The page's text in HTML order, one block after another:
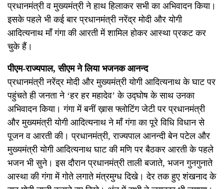
प्रधानमंत्री व मुख्यमंत्री ने हाथ हिलाकर सभी का अभिवादन किया।
इसके पहले भी कई बार प्रधानमंत्री नरेंद्र मोदी और योगी
आदित्यनाथ माँ गंगा की आरती में शामिल होकर आस्था प्रकट कर
चुके हैं।
पीएम-राज्यपाल, सीएम ने लिया भजनक आनन्द
प्रधानमंत्री नरेंद्र मोदी और मुख्यमंत्री योगी आदित्यनाथ के घाट पर
पहुंचते ही जनता ने ‘हर हर महादेव’ के उद्घोष के साथ उनका
अभिवादन किया। गंगा में बनीं ख़ास फ्लोटिंग जेटी पर प्रधानमंत्री
और मुख्यमंत्री योगी आदित्यनाथ ने माँ गंगा का पूरे विधि विधान से
पूजन व आरती की। प्रधानमंत्री, राज्यपाल आनन्दी बेन पटेल और
मुख्यमंत्री योगी आदित्यनाथ घाट की मणि पर बैठकर आरती के पहले
भजन भी सुने। इस दौरान प्रधानमंत्री ताली बजाते, भजन गुनगुनाते
आस्था की गंगा में गोते लगाते मंत्रमुग्ध दिखे। देर तक हुए शंखनाद के